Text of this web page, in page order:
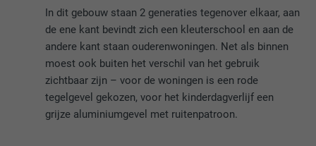
In dit gebouw staan 2 generaties tegenover elkaar, aan
de ene kant bevindt zich een kleuterschool en aan de
andere kant staan ouderenwoningen. Net als binnen
moest ook buiten het verschil van het gebruik
zichtbaar zijn – voor de woningen is een rode
tegelgevel gekozen, voor het kinderdagverlijf een
grijze aluminiumgevel met ruitenpatroon.